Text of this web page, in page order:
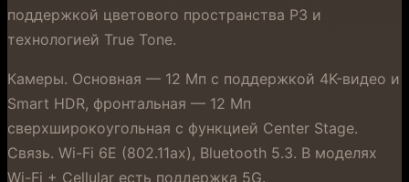
поддержкой цветового пространства P3 и
технологией True Tone.
Камеры. Основная — 12 Мп с поддержкой 4K-видео и
Smart HDR, фронтальная — 12 Мп
сверхширокоугольная с функцией Center Stage.
Связь. Wi-Fi 6E (802.11ax), Bluetooth 5.3. В моделях
Wi-Fi + Cellular есть поддержка 5G.